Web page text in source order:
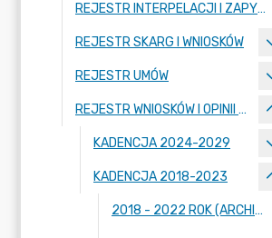
REJESTR INTERPELACJI I ZAPYTAŃ RADNYCH
REJESTR SKARG I WNIOSKÓW
REJESTR UMÓW
REJESTR WNIOSKÓW I OPINII KOMISJI RADY MIASTA
KADENCJA 2024-2029
KADENCJA 2018-2023
2018 - 2022 ROK (ARCHIWUM BIP)